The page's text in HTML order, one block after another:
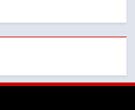
आर्थिक कॉरिडोर से जुड़ी